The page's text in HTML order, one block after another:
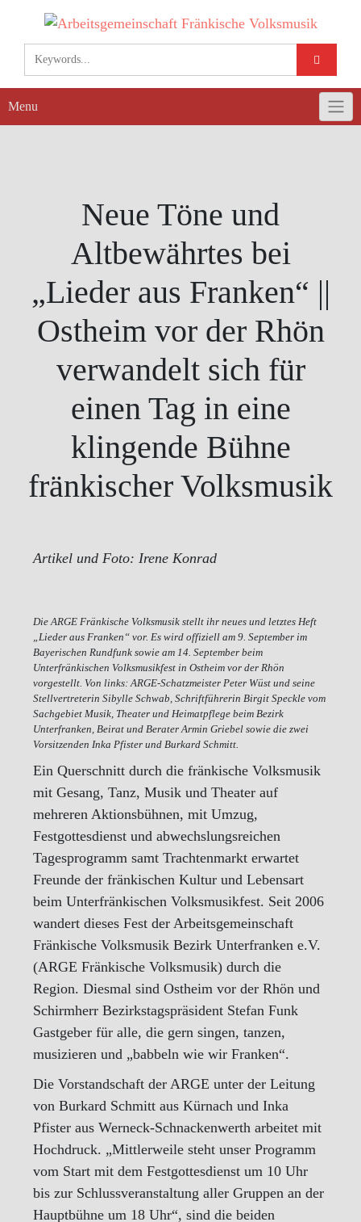
content
Menu
Neue Töne und
Altbewährtes bei
„Lieder aus Franken“ ||
Ostheim vor der Rhön
verwandelt sich für
einen Tag in eine
klingende Bühne
fränkischer Volksmusik
Artikel und Foto: Irene Konrad
Die ARGE Fränkische Volksmusik stellt ihr neues und letztes Heft
„Lieder aus Franken“ vor. Es wird offiziell am 9. September im
Bayerischen Rundfunk sowie am 14. September beim
Unterfränkischen Volksmusikfest in Ostheim vor der Rhön
vorgestellt. Von links: ARGE-Schatzmeister Peter Wüst und seine
Stellvertreterin Sibylle Schwab, Schriftführerin Birgit Speckle vom
Sachgebiet Musik, Theater und Heimatpflege beim Bezirk
Unterfranken, Beirat und Berater Armin Griebel sowie die zwei
Vorsitzenden Inka Pfister und Burkard Schmitt.
Ein Querschnitt durch die fränkische Volksmusik
mit Gesang, Tanz, Musik und Theater auf
mehreren Aktionsbühnen, mit Umzug,
Festgottesdienst und abwechslungsreichen
Tagesprogramm samt Trachtenmarkt erwartet
Freunde der fränkischen Kultur und Lebensart
beim Unterfränkischen Volksmusikfest. Seit 2006
wandert dieses Fest der Arbeitsgemeinschaft
Fränkische Volksmusik Bezirk Unterfranken e.V.
(ARGE Fränkische Volksmusik) durch die
Region. Diesmal sind Ostheim vor der Rhön und
Schirmherr Bezirkstagspräsident Stefan Funk
Gastgeber für alle, die gern singen, tanzen,
musizieren und „babbeln wie wir Franken“.
Die Vorstandschaft der ARGE unter der Leitung
von Burkard Schmitt aus Kürnach und Inka
Pfister aus Werneck-Schnackenwerth arbeitet mit
Hochdruck. „Mittlerweile steht unser Programm
vom Start mit dem Festgottesdienst um 10 Uhr
bis zur Schlussveranstaltung aller Gruppen an der
Hauptbühne um 18 Uhr“, sind die beiden